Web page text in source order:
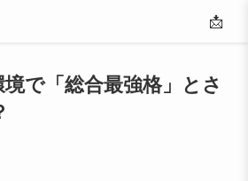
📩
境で「総合最強格」とさ